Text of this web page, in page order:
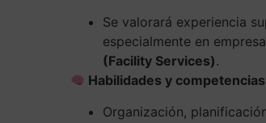
Se valorará experiencia
especialmente en
(Facility Services).
Habilidades y
Organización,